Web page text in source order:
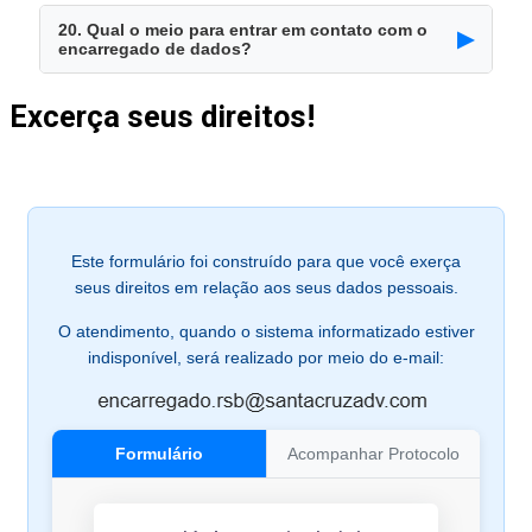
20. Qual o meio para entrar em contato com o
encarregado de dados?
▶
Excerça seus direitos!
Este formulário foi construído para que você exerça
seus direitos em relação aos seus dados pessoais.
O atendimento, quando o sistema informatizado estiver
indisponível, será realizado por meio do e-mail:
Formulário Acompanhar Protocolo